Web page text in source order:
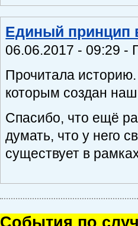
Единый принцип
06.06.2017 - 09:29 -
Прочитала
которым создан
Спасибо, что ещё
думать, что у него
существует в
Cобытия по